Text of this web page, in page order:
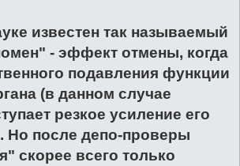
известен так называемый
- эффект отмены, когда
подавления функции
(в данном случае
резкое усиление его
Но после депо-проверы
скорее всего только